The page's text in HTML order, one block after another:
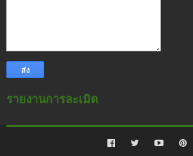
รายงานการละเมิด